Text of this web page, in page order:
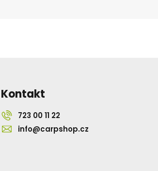
Kontakt
723 00 11 22
info@carpshop.cz